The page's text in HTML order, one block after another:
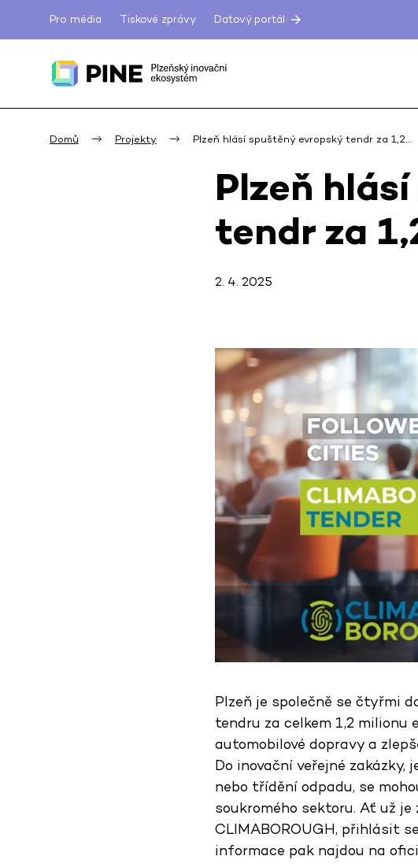
Pro média Tiskové zprávy Datový portál
Domů Projekty Plzeň hlásí spuštěný evropský tendr za 1,2…
Plzeň
tendr za
2. 4. 2025
Plzeň je společně se čtyřmi
tendru za celkem 1,2 milionu
automobilové dopravy a
Do inovační veřejné
nebo třídění odpadu, se
soukromého sektoru. Ať už
CLIMABOROUGH, přihlásit
informace pak najdou na